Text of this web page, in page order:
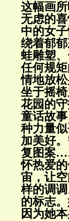
这幅画
无虑的
中的女
绕着郁
蛙雕塑
任何规
情地放
坐于摇
花园的
童话故
种力量
加美好
复图案
怀热爱
宙，让
样的调
的标志
因为她